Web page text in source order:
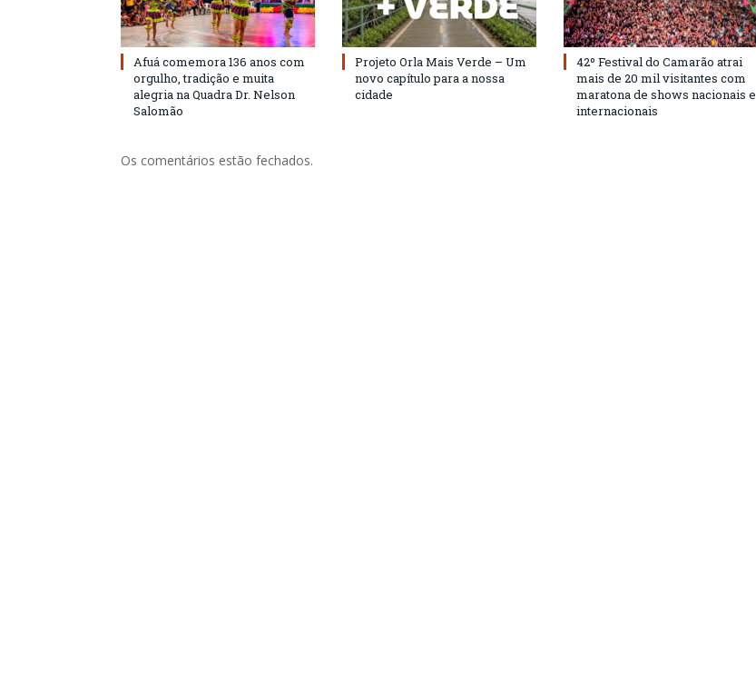
Afuá comemora 136 anos com
orgulho, tradição e muita
alegria na Quadra Dr. Nelson
Salomão
Projeto Orla Mais Verde – Um
novo capítulo para a nossa
cidade
42º Festival do Camarão atrai
mais de 20 mil visitantes com
maratona de shows nacionais e
internacionais
Os comentários estão fechados.